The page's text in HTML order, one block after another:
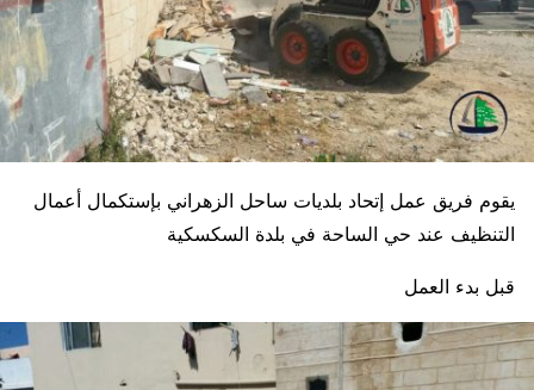
يقوم فريق عمل إتحاد بلديات ساحل الزهراني بإستكمال أعمال
التنظيف عند حي الساحة في بلدة السكسكية
قبل بدء العمل